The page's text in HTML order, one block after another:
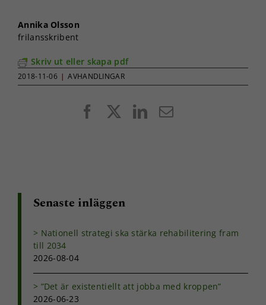
Annika Olsson
frilansskribent
Skriv ut eller skapa pdf
2018-11-06 | AVHANDLINGAR
FacebookLinkedIn
E-
Senaste inläggen
Nationell strategi ska stärka rehabilitering fram
till 2034
2026-08-04
”Det är existentiellt att jobba med kroppen”
2026-06-23